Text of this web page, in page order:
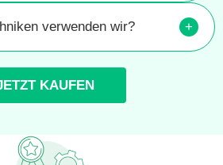
verwenden wir? +
KAUFEN